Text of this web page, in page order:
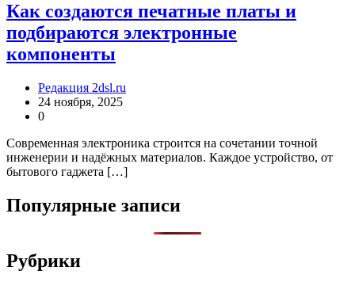
Как создаются печатные платы и
подбираются электронные
компоненты
Редакция 2dsl.ru
24 ноября, 2025
0
Современная электроника строится на сочетании точной
инженерии и надёжных материалов. Каждое устройство, от
бытового гаджета […]
Популярные записи
Рубрики